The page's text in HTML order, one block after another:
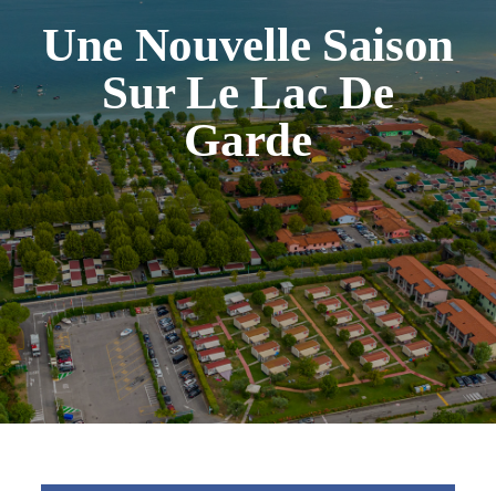
Une Nouvelle Saison
Sur Le Lac De
Garde